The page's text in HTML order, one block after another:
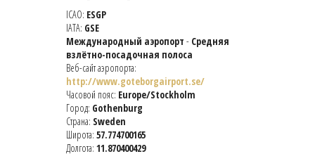
ICAO: ESGP
IATA: GSE
Международный аэропорт - Средняя
взлётно-посадочная полоса
Веб-сайт аэропорта:
http://www.goteborgairport.se/
Часовой пояс: Europe/Stockholm
Город: Gothenburg
Страна: Sweden
Широта: 57.774700165
Долгота: 11.870400429